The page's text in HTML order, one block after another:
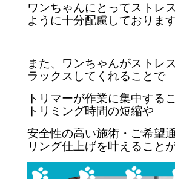
ワンちゃんにとってストレ
ように十分配慮しておりま
また、ワンちゃんがストレ
ラックスしてくれることで
トリマーが作業に集中する
トリミング時間の短縮や
安全性の高い施術・ ご希望
リング仕上げを叶えること